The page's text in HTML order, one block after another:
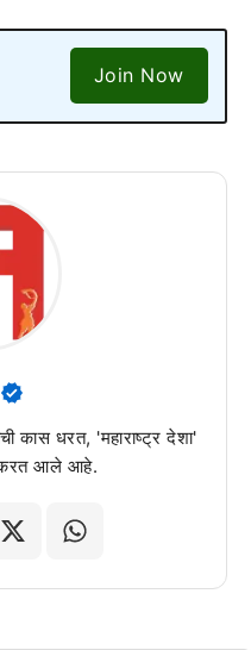
Join Now
कास धरत, 'महाराष्ट्र देशा'
करत आले आहे.